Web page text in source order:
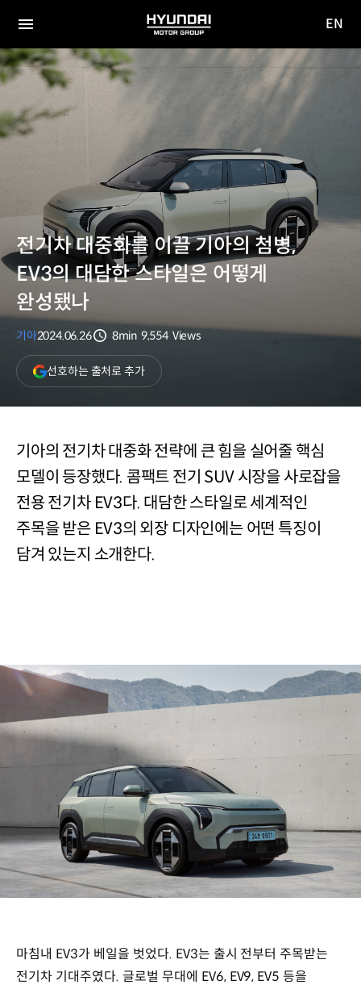
전체
메뉴
HYUNDAI
MOTOR
EN
전기차 대중화를 이끌 기아의 첨병,
EV3의 대담한 스타일은 어떻게
완성됐나
기아2024.06.26
8min 9,554 Views
선호하는 출처로 추가(새
창
열림)
기아의 전기차 대중화 전략에 큰 힘을 실어줄 핵심
모델이 등장했다. 콤팩트 전기 SUV 시장을 사로잡을
전용 전기차 EV3다. 대담한 스타일로 세계적인
주목을 받은 EV3의 외장 디자인에는 어떤 특징이
담겨 있는지 소개한다.
마침내 EV3가 베일을 벗었다. EV3는 출시 전부터 주목받는
전기차 기대주였다. 글로벌 무대에 EV6, EV9, EV5 등을